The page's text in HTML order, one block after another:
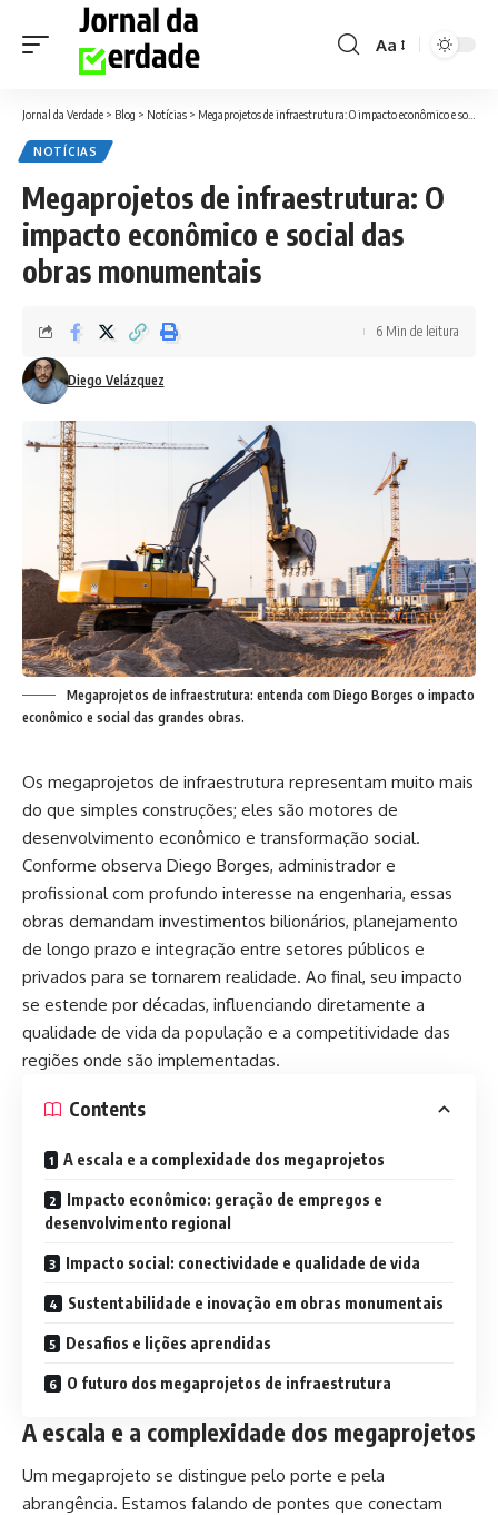
Font
Aa
Jornal da Verdade > Blog > Notícias > Megaprojetos de infraestrutura: O impacto econômico e social das obras monumentais
NOTÍCIAS
Megaprojetos de infraestrutura: O
impacto econômico e social das
obras monumentais
Diego Velázquez
6 Min de leitura
Megaprojetos de infraestrutura: entenda com Diego Borges o impacto
econômico e social das grandes obras.
Os megaprojetos de infraestrutura representam muito mais
do que simples construções; eles são motores de
desenvolvimento econômico e transformação social.
Conforme observa Diego Borges, administrador e
profissional com profundo interesse na engenharia, essas
obras demandam investimentos bilionários, planejamento
de longo prazo e integração entre setores públicos e
privados para se tornarem realidade. Ao final, seu impacto
se estende por décadas, influenciando diretamente a
qualidade de vida da população e a competitividade das
regiões onde são implementadas.
Contents
A escala e a complexidade dos megaprojetos
Impacto econômico: geração de empregos e
desenvolvimento regional
Impacto social: conectividade e qualidade de vida
Sustentabilidade e inovação em obras monumentais
Desafios e lições aprendidas
O futuro dos megaprojetos de infraestrutura
A escala e a complexidade dos megaprojetos
Um megaprojeto se distingue pelo porte e pela
abrangência. Estamos falando de pontes que conectam